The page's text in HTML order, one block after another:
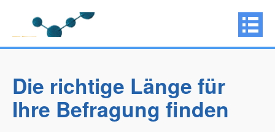
Die richtige Länge für
Ihre Befragung finden